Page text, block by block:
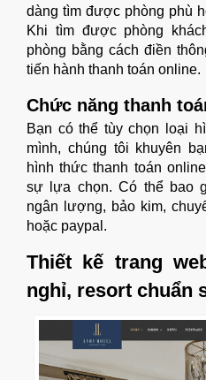
dàng tìm được phòng phù
Khi tìm được phòng
phòng bằng cách điền
tiến hành thanh toán online.
Chức năng thanh
Bạn có thể tùy chọn loại
mình, chúng tôi khuyên
hình thức thanh toán
sự lựa chọn. Có thể bao
ngân lượng, bảo kim,
hoặc paypal.
Thiết kế trang
nghỉ, resort chuẩn